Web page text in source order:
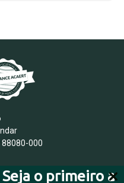
o primeiro a
88080-000